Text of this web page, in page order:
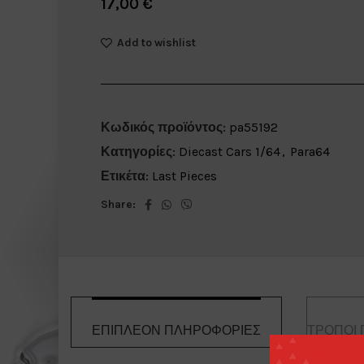
Add to wishlist
Κωδικός προϊόντος: pa55192
Κατηγορίες: Diecast Cars 1/64, Para64
Ετικέτα: Last Pieces
Share:
ΕΠΙΠΛΈΟΝ ΠΛΗΡΟΦΟΡΊΕΣ ΤΡΌΠΟΙ